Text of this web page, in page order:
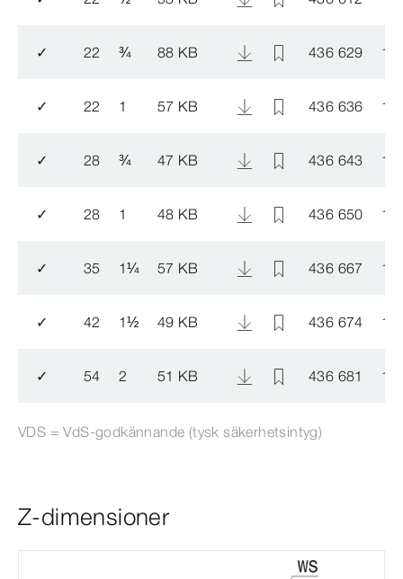
✓ 22 ¾ 88 KB 436 629
✓ 22 1 57 KB 436 636
✓ 28 ¾ 47 KB 436 643
✓ 28 1 48 KB 436 650
✓ 35 1¼ 57 KB 436 667
✓ 42 1½ 49 KB 436 674
✓ 54 2 51 KB 436 681
VDS = VdS-​godkännande (tysk säkerhetsintyg)
Z-dimensioner